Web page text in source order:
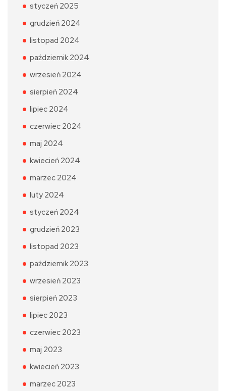
styczeń 2025
grudzień 2024
listopad 2024
październik 2024
wrzesień 2024
sierpień 2024
lipiec 2024
czerwiec 2024
maj 2024
kwiecień 2024
marzec 2024
luty 2024
styczeń 2024
grudzień 2023
listopad 2023
październik 2023
wrzesień 2023
sierpień 2023
lipiec 2023
czerwiec 2023
maj 2023
kwiecień 2023
marzec 2023